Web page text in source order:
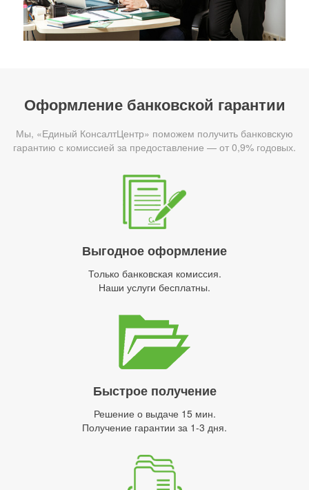
Оформление банковской гарантии
Мы, «Единый КонсалтЦентр» поможем получить банковскую
гарантию с комиссией за предоставление — от 0,9% годовых.
Выгодное оформление
Только банковская комиссия.
Наши услуги бесплатны.
Быстрое получение
Решение о выдаче 15 мин.
Получение гарантии за 1-3 дня.